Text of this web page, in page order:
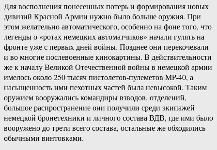
Для восполнения понесенных потерь и формирования новых
дивизий Красной Армии нужно было больше оружия. При
этом желательно автоматического, особенно на фоне того, что
легенды о «ротах немецких автоматчиков» начали гулять на
фронте уже с первых дней войны. Позднее они перекочевали
и во многие послевоенные кинокартины. В действительности
же к началу Великой Отечественной войны в немецкой армии
имелось около 250 тысяч пистолетов-пулеметов MP-40, а
насыщенность ими пехотных частей была невысокой. Таким
оружием вооружались командиры взводов, отделений,
большое распространение они получили среди экипажей
немецкой бронетехники и личного состава ВДВ, где ими было
вооружено до трети всего состава, остальные же обходились
обычными винтовками.